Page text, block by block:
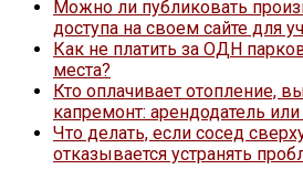
Можно ли публиковать
доступа на своем сайте для
Как не платить за ОДН
места?
Кто оплачивает отопление,
капремонт: арендодатель
Что делать, если сосед
отказывается устранять